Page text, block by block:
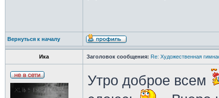
Вернуться к началу
Ика Заголовок сообщения: Re: Художественная
Утро доброе всем